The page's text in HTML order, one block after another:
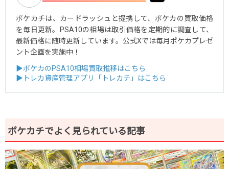
ポケカチは、カードラッシュと提携して、ポケカの買取価格
を毎日更新。PSA10の相場は取引価格を定期的に調査して、
最新価格に随時更新しています。公式Xでは毎月ポケカプレゼ
ント企画を実施中！
▶ポケカのPSA10相場買取推移はこちら
▶トレカ資産管理アプリ「トレカチ」はこちら
ポケカチでよく見られている記事